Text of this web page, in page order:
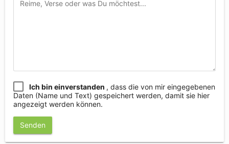
Ich bin einverstanden , dass die von mir eingegebenen
Daten (Name und Text) gespeichert werden, damit sie hier
angezeigt werden können.
Senden